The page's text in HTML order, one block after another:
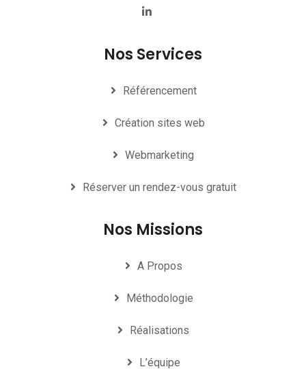
Nos Services
Référencement
Création sites web
Webmarketing
Réserver un rendez-vous gratuit
Nos Missions
A Propos
Méthodologie
Réalisations
L’équipe